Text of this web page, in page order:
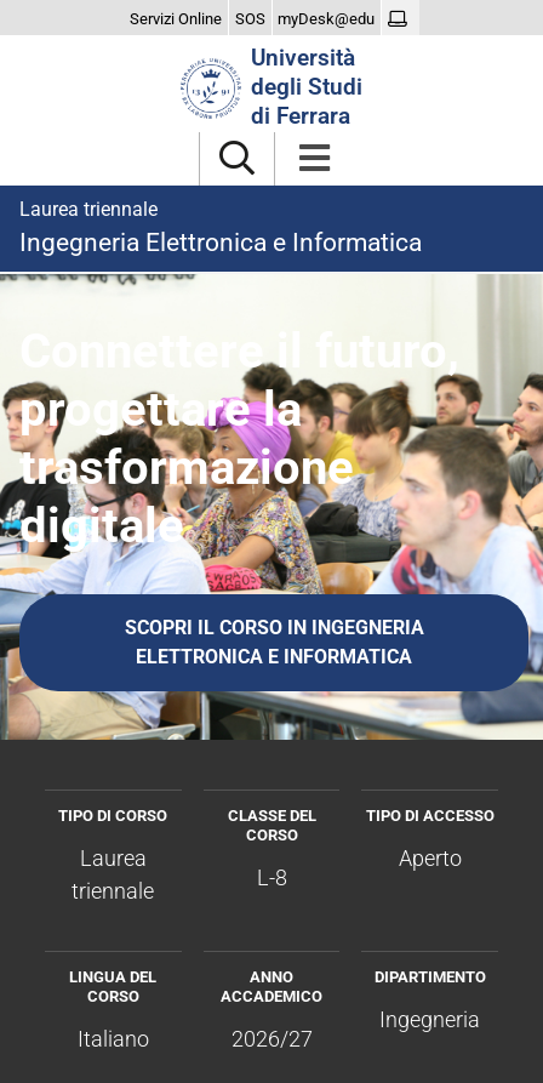
Servizi Online SOS myDesk@edu
Università
degli Studi
di Ferrara
Laurea triennale
Ingegneria Elettronica e Informatica
homepage
Connettere il futuro,
progettare la
trasformazione
digitale
SCOPRI IL CORSO IN INGEGNERIA
ELETTRONICA E INFORMATICA
TIPO DI CORSO
Laurea
triennale
CLASSE DEL
CORSO
L-8
TIPO DI ACCESSO
Aperto
LINGUA DEL
CORSO
Italiano
ANNO
ACCADEMICO
2026/27
DIPARTIMENTO
Ingegneria